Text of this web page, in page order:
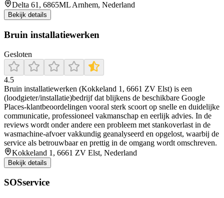
Delta 61, 6865ML Arnhem, Nederland
Bekijk details
Bruin installatiewerken
Gesloten
4.5
Bruin installatiewerken (Kokkeland 1, 6661 ZV Elst) is een
(loodgieter/installatie)bedrijf dat blijkens de beschikbare Google
Places-klantbeoordelingen vooral sterk scoort op snelle en duidelijke
communicatie, professioneel vakmanschap en eerlijk advies. In de
reviews wordt onder andere een probleem met stankoverlast in de
wasmachine-afvoer vakkundig geanalyseerd en opgelost, waarbij de
service als betrouwbaar en prettig in de omgang wordt omschreven.
Kokkeland 1, 6661 ZV Elst, Nederland
Bekijk details
SOSservice